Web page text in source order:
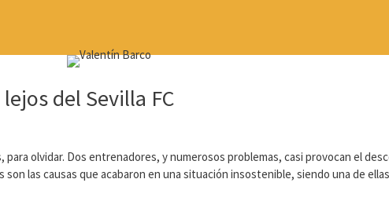
del Sevilla FC
olvidar. Dos entrenadores, y numerosos problemas, casi provocan el
son las causas que acabaron en una situación insostenible, siendo una de